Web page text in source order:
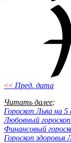
<< Пред. дата
Читать далее:
Гороскоп Льва на 5
Любовный
Финансовый
Гороскоп здоровья